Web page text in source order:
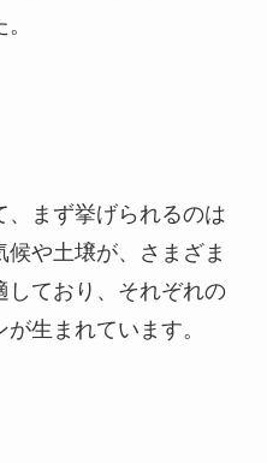
、まず挙げられるのは
や土壌が、さまざま
しており、それぞれの
生まれています。